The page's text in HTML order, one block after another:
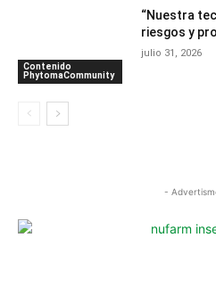
Contenido
PhytomaCommunity
“Nuestra
riesgos y
julio 31, 2026
-